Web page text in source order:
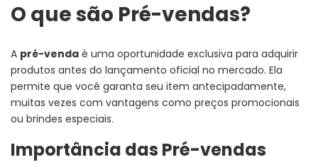
O que são Pré-vendas?
A pré-venda é uma oportunidade exclusiva para adquirir
produtos antes do lançamento oficial no mercado. Ela
permite que você garanta seu item antecipadamente,
muitas vezes com vantagens como preços promocionais
ou brindes especiais.
Importância das Pré-vendas